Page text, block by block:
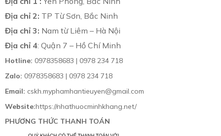
Địa chỉ 2: TP Từ Sơn, Bắc Ninh
Địa chỉ 3: Nam từ Liêm – Hà Nội
Địa chỉ 4: Quận 7 – Hồ Chí Minh
Hotline: 0978358683 | 0978 234 718
Zalo: 0978358683 | 0978 234 718
Email: cskh.myphamhantieuyen@gmail.com
Website:https://nhathuocminhkhang.net/
PHƯƠNG THỨC THANH TOÁN